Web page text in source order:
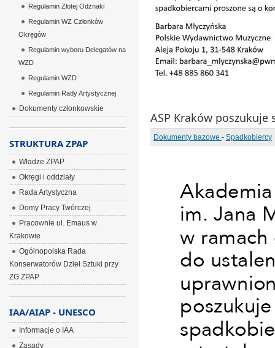
ASP Kraków poszukuje
Dokumenty bazowe - Spadkobiercy
Regulamin Złotej Odznaki
Regulamin WZ Członków
Okręgów
Regulamin wyboru Delegatów na
WZD
Regulamin WZD
Regulamin Rady Artystycznej
Dokumenty członkowskie
STRUKTURA ZPAP
Władze ZPAP
Okręgi i oddziały
Rada Artystyczna
Domy Pracy Twórczej
Pracownie ul. Emaus w
Krakowie
Ogólnopolska Rada
Konserwatorów Dzieł Sztuki przy
ZG ZPAP
IAA/AIAP - UNESCO
Informacje o IAA
Zasady